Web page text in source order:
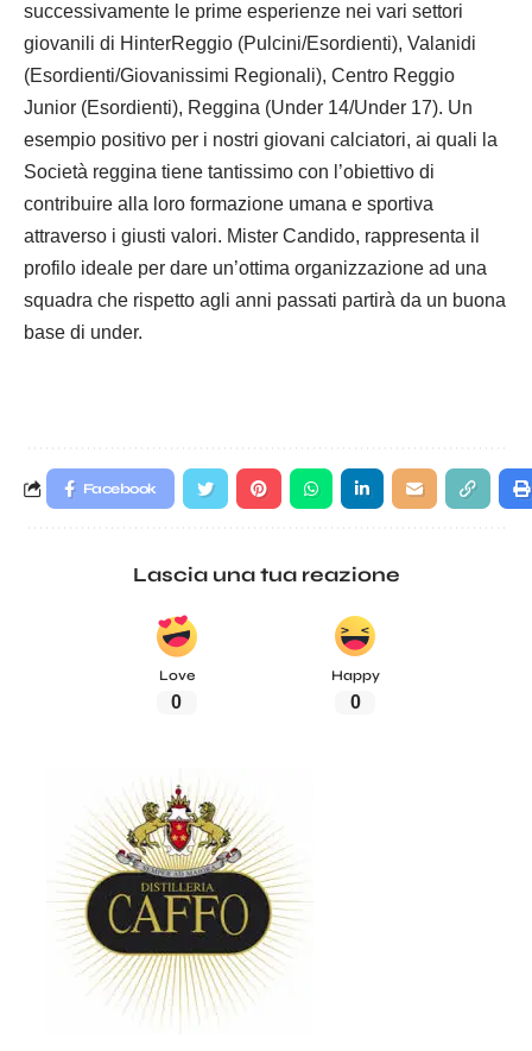
successivamente le prime esperienze nei vari settori
giovanili di HinterReggio (Pulcini/Esordienti), Valanidi
(Esordienti/Giovanissimi Regionali), Centro Reggio
Junior (Esordienti), Reggina (Under 14/Under 17). Un
esempio positivo per i nostri giovani calciatori, ai quali la
Società reggina tiene tantissimo con l’obiettivo di
contribuire alla loro formazione umana e sportiva
attraverso i giusti valori. Mister Candido, rappresenta il
profilo ideale per dare un’ottima organizzazione ad una
squadra che rispetto agli anni passati partirà da un buona
base di under.
Facebook
Lascia una tua reazione
Love
0
Happy
0